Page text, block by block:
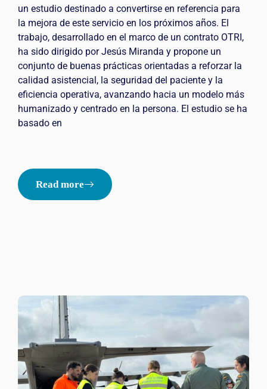
un estudio destinado a convertirse en referencia para
la mejora de este servicio en los próximos años. El
trabajo, desarrollado en el marco de un contrato OTRI,
ha sido dirigido por Jesús Miranda y propone un
conjunto de buenas prácticas orientadas a reforzar la
calidad asistencial, la seguridad del paciente y la
eficiencia operativa, avanzando hacia un modelo más
humanizado y centrado en la persona. El estudio se ha
basado en
Read more